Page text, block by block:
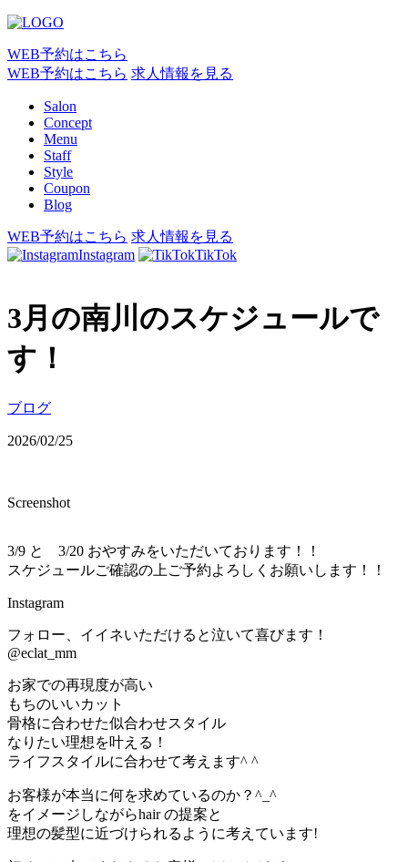
WEB予約はこちら
WEB予約はこちら 求人情報を見る
Salon
Concept
Menu
Staff
Style
Coupon
Blog
WEB予約はこちら 求人情報を見る
Instagram
TikTok
3月の南川のスケジュールで
す！
ブログ
2026/02/25
Screenshot
3/9 と 3/20 おやすみをいただいております！！
スケジュールご確認の上ご予約よろしくお願いします！！
Instagram
フォロー、イイネいただけると泣いて喜びます！
@eclat_mm
お家での再現度が高い
もちのいいカット
骨格に合わせた似合わせスタイル
なりたい理想を叶える！
ライフスタイルに合わせて考えます^ ^
お客様が本当に何を求めているのか？^_^
をイメージしながらhair の提案と
理想の髪型に近づけられるように考えています!